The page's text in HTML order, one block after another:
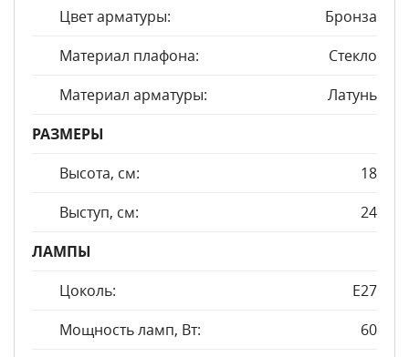
Цвет арматуры:
Бронза
Материал плафона:
Стекло
Материал арматуры:
Латунь
РАЗМЕРЫ
Высота, см:
18
Выступ, см:
24
ЛАМПЫ
Цоколь:
E27
Мощность ламп, Вт:
60